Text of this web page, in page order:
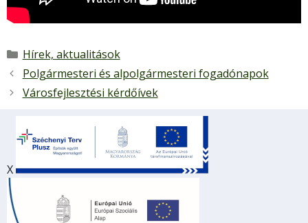
Kategória
Hírek, aktualitások
Polgármesteri és alpolgármesteri fogadónapok
Városfejlesztési kérdőívek
X